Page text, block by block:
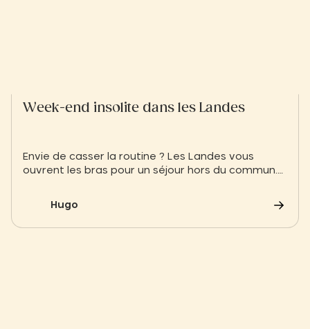
Week-end insolite dans les Landes
Envie de casser la routine ? Les Landes vous
ouvrent les bras pour un séjour hors du commun.
destination parfaite pour tester le slow tourisme
et dormir au plus près des pins.
Hugo